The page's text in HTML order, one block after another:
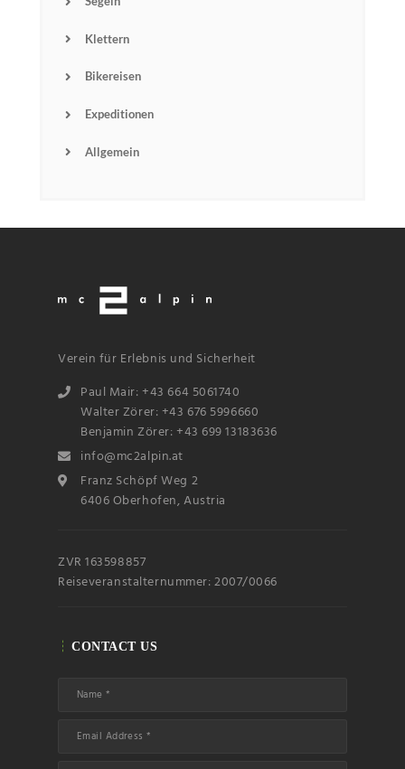
Klettern
Bikereisen
Expeditionen
Allgemein
Verein für Erlebnis und Sicherheit
Paul Mair: +43 664 5061740
Walter Zörer: +43 676 5996660
Benjamin Zörer: +43 699 13183636
info@mc2alpin.at
Franz Schöpf Weg 2
6406 Oberhofen, Austria
ZVR 163598857
Reiseveranstalternummer: 2007/0066
CONTACT US
Subscribin
g I
accept the privacy
rules of this site